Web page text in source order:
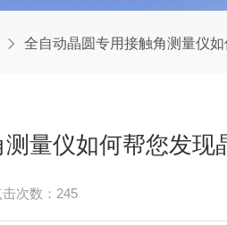
全自动晶圆专用接触角测量仪
量仪如何帮您发现
击次数：245